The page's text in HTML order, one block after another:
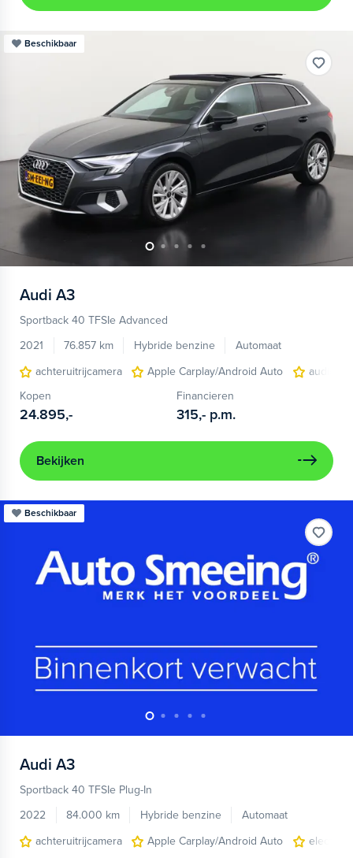
Beschikbaar
Audi A3
Sportback 40 TFSIe Advanced
2021
76.857 km Hybride benzine
Automaat
achteruitrijcamera
Apple Carplay/Android Auto
audio
Kopen
24.895,-
Financieren
315,- p.m.
Bekijken
Beschikbaar
Audi A3
Sportback 40 TFSIe Plug-In
2022
84.000 km Hybride benzine
Automaat
achteruitrijcamera
Apple Carplay/Android Auto